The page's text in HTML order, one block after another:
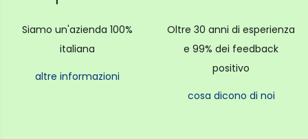
Siamo un'azienda 100%
italiana
altre informazioni
Oltre 30 anni di esperienza
e 99% dei feedback
positivo
cosa dicono di noi